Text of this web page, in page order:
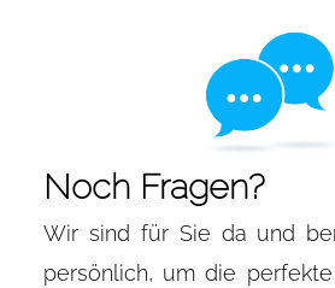
Noch Fragen?
Wir sind für Sie da und
persönlich, um die